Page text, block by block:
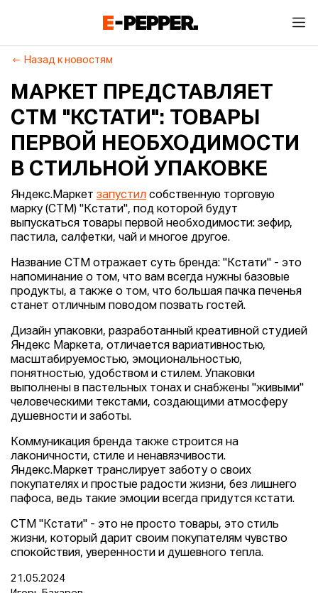
Назад к новостям
МАРКЕТ ПРЕДСТАВЛЯЕТ
СТМ "КСТАТИ": ТОВАРЫ
ПЕРВОЙ НЕОБХОДИМОСТИ
В СТИЛЬНОЙ УПАКОВКЕ
Яндекс.Маркет запустил собственную торговую
марку (СТМ) "Кстати", под которой будут
выпускаться товары первой необходимости: зефир,
пастила, салфетки, чай и многое другое.
Название СТМ отражает суть бренда: "Кстати" - это
напоминание о том, что вам всегда нужны базовые
продукты, а также о том, что большая пачка печенья
станет отличным поводом позвать гостей.
Дизайн упаковки, разработанный креативной студией
Яндекс Маркета, отличается вариативностью,
масштабируемостью, эмоциональностью,
понятностью, удобством и стилем. Упаковки
выполнены в пастельных тонах и снабжены "живыми"
человеческими текстами, создающими атмосферу
душевности и заботы.
Коммуникация бренда также строится на
лаконичности, стиле и ненавязчивости.
Яндекс.Маркет транслирует заботу о своих
покупателях и простые радости жизни, без лишнего
пафоса, ведь такие эмоции всегда придутся кстати.
СТМ "Кстати" - это не просто товары, это стиль
жизни, который дарит своим покупателям чувство
спокойствия, уверенности и душевного тепла.
21.05.2024